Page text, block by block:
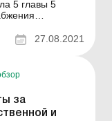
5 главы 5
15.05.2015 г. №
юстиции
27.08.2021
за
и